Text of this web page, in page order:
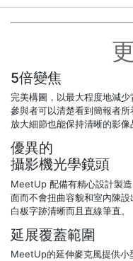
5倍變焦
完美構圖，以最大程度地減
參與者可以清楚看到簡報者
放大細節也能保持清晰的影像
優異的
攝影機光學鏡頭
MeetUp 配備有精心設計製
面而不會扭曲容貌和室內陳設
白板字跡清晰而且直線筆直。
延展覆蓋範圍
MeetUp的延伸麥克風提供